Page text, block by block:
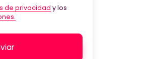
de privacidad y los